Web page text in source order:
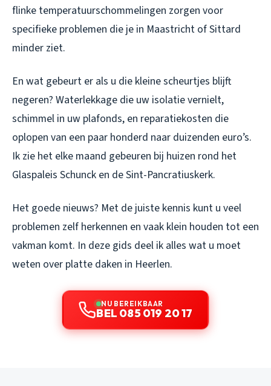
flinke temperatuurschommelingen zorgen voor
specifieke problemen die je in Maastricht of Sittard
minder ziet.
En wat gebeurt er als u die kleine scheurtjes blijft
negeren? Waterlekkage die uw isolatie vernielt,
schimmel in uw plafonds, en reparatiekosten die
oplopen van een paar honderd naar duizenden euro’s.
Ik zie het elke maand gebeuren bij huizen rond het
Glaspaleis Schunck en de Sint-Pancratiuskerk.
Het goede nieuws? Met de juiste kennis kunt u veel
problemen zelf herkennen en vaak klein houden tot een
vakman komt. In deze gids deel ik alles wat u moet
weten over platte daken in Heerlen.
NU BEREIKBAAR
BEL 085 019 20 17